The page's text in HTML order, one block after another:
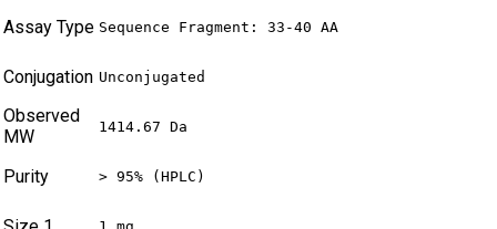
Assay Type Sequence Fragment: 33-40 AA
Conjugation Unconjugated
Observed
MW
1414.67 Da
Purity > 95% (HPLC)